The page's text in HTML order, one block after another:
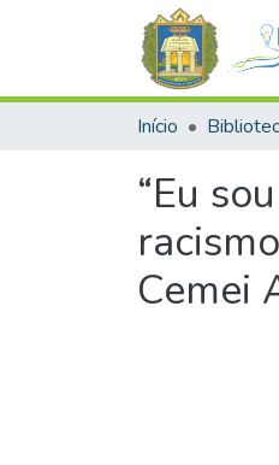
Início
“Eu
Cemei